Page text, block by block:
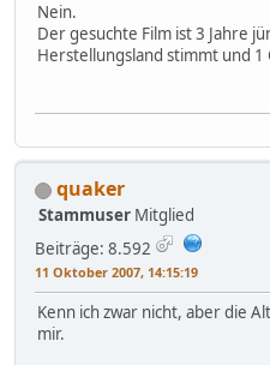
Nein.
Der gesuchte Film ist 3 Jahre
Herstellungsland stimmt und 1
quaker
Stammuser Mitglied
Beiträge: 8.592
11 Oktober 2007, 14:15:19
Kenn ich zwar nicht, aber die
mir.